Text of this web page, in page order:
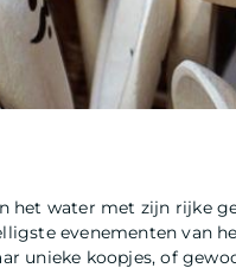
het water met zijn rijke
evenementen van
unieke koopjes, of